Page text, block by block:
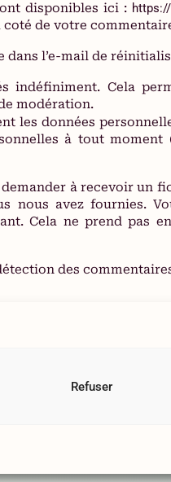
Refuser
disponibles ici :
de votre
dans l’e-mail de
indéfiniment. Cela
modération.
les données
à tout moment
à recevoir un
nous avez fournies.
Cela ne prend pas
des
modération